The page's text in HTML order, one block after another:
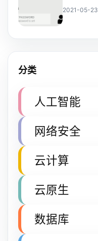
2021-05-23
分类
人工智能
网络安全
云计算
云原生
数据库